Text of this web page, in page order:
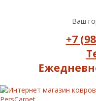
ДОСТАВКА И Ваш
+7